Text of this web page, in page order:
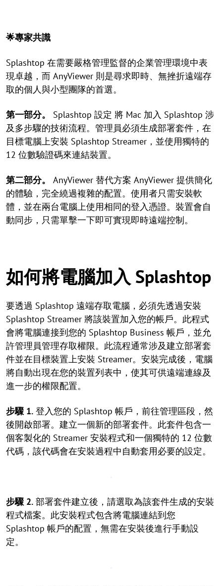
🌟專家共識
Splashtop 在需要嚴格管理監督的企業管理環境中表
現卓越，而 AnyViewer 則是尋求即時、無挫折遠端存
取的個人與小型團隊的首選。
第一部分。
Splashtop 設定 將 Mac 加入 Splashtop 涉
及多步驟的技術流程。管理員必須生成部署套件，在
目標電腦上安裝 Splashtop Streamer，並使用獨特的
12 位數驗證碼來連結裝置。
第二部分。
AnyViewer 替代方案 AnyViewer 提供簡化
的體驗，完全繞過複雜的配置。使用者只需安裝軟
體，並在兩台電腦上使用相同的登入憑證。裝置會自
動同步，只需單擊一下即可實現即時遠端控制。
如何將電腦加入 Splashtop
要透過 Splashtop 遠端存取電腦，必須先透過安裝
Splashtop Streamer 將該裝置加入您的帳戶。此程式
會將電腦連接到您的 Splashtop Business 帳戶，並允
許管理員管理存取權限。此流程通常涉及建立部署套
件並在目標裝置上安裝 Streamer。安裝完成後，電腦
將自動出現在您的裝置列表中，使其可供遠端連線及
進一步的權限配置。
步驟 1. 登入您的 Splashtop 帳戶，前往管理區段，然
後開啟部署。建立一個新的部署套件。此套件包含一
個客製化的 Streamer 安裝程式和一個獨特的 12 位數
代碼，該代碼會在安裝過程中自動套用必要的設定。
步驟 2. 部署套件建立後，請選取為該套件生成的安裝
程式檔案。此安裝程式包含將電腦連結到您
Splashtop 帳戶的配置，無需在安裝後進行手動設
定。